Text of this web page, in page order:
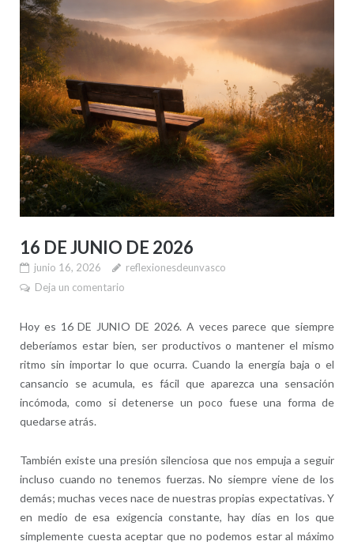
16 DE JUNIO DE 2026
junio 16, 2026
reflexionesdeunvasco
Deja un comentario
Hoy es 16 DE JUNIO DE 2026. A veces parece que siempre
deberíamos estar bien, ser productivos o mantener el mismo
ritmo sin importar lo que ocurra. Cuando la energía baja o el
cansancio se acumula, es fácil que aparezca una sensación
incómoda, como si detenerse un poco fuese una forma de
quedarse atrás.
También existe una presión silenciosa que nos empuja a seguir
incluso cuando no tenemos fuerzas. No siempre viene de los
demás; muchas veces nace de nuestras propias expectativas. Y
en medio de esa exigencia constante, hay días en los que
simplemente cuesta aceptar que no podemos estar al máximo